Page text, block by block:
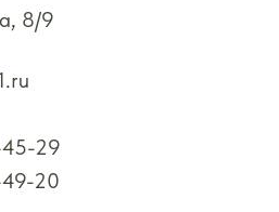
8/9
29
20